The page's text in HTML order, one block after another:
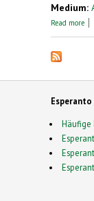
Medium:
Read more
Esperanto
Häufige